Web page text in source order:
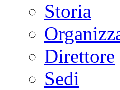
Storia
Direttore
Sedi